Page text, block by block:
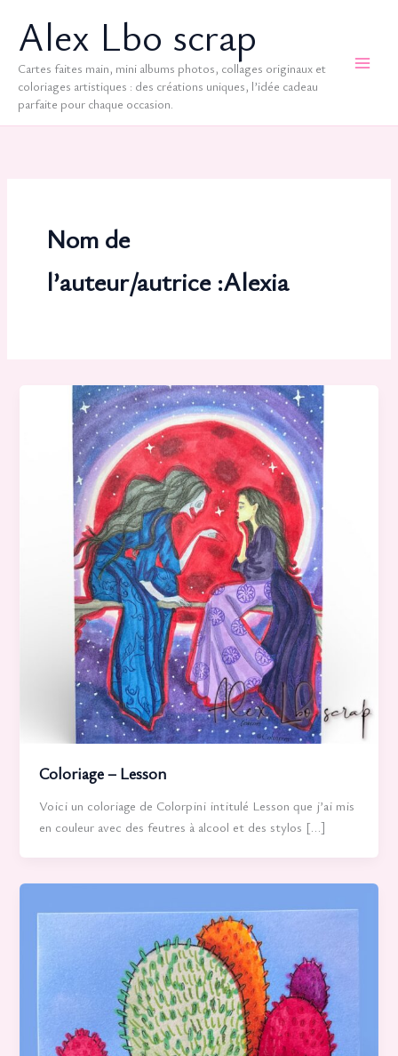
contenuAlex Lbo scrap
Cartes faites main, mini albums photos, collages originaux et
coloriages artistiques : des créations uniques, l’idée cadeau
parfaite pour chaque occasion.
Nom de
l’auteur/autrice :Alexia
Coloriage – Lesson
Voici un coloriage de Colorpini intitulé Lesson que j’ai mis
en couleur avec des feutres à alcool et des stylos […]